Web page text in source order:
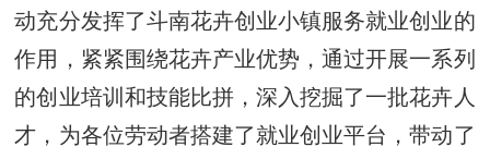
动充分发挥了斗南花卉创业小镇服务就业创业的
作用，紧紧围绕花卉产业优势，通过开展一系列
的创业培训和技能比拼，深入挖掘了一批花卉人
才，为各位劳动者搭建了就业创业平台，带动了